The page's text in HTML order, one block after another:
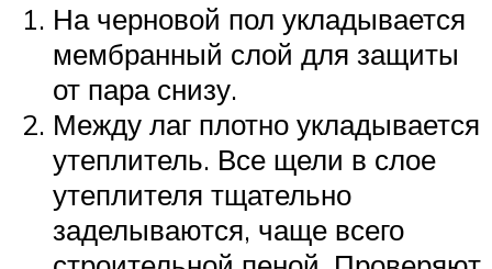
На черновой пол укладывается
мембранный слой для защиты
от пара снизу.
Между лаг плотно укладывается
утеплитель. Все щели в слое
утеплителя тщательно
заделываются, чаще всего